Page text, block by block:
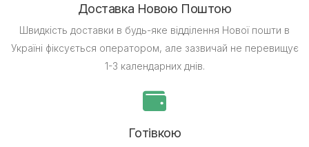
Доставка Новою Поштою
Швидкість доставки в будь-яке відділення Нової пошти в
Україні фіксується оператором, але зазвичай не перевищує
1-3 календарних днів.
Готівкою